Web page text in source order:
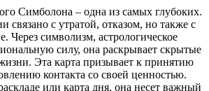
Симболона – одна из самых глубоких.
связано с утратой, отказом, но также с
Через символизм, астрологическое
силу, она раскрывает скрытые
Эта карта призывает к принятию
контакта со своей ценностью.
или карта дня, она несет важный